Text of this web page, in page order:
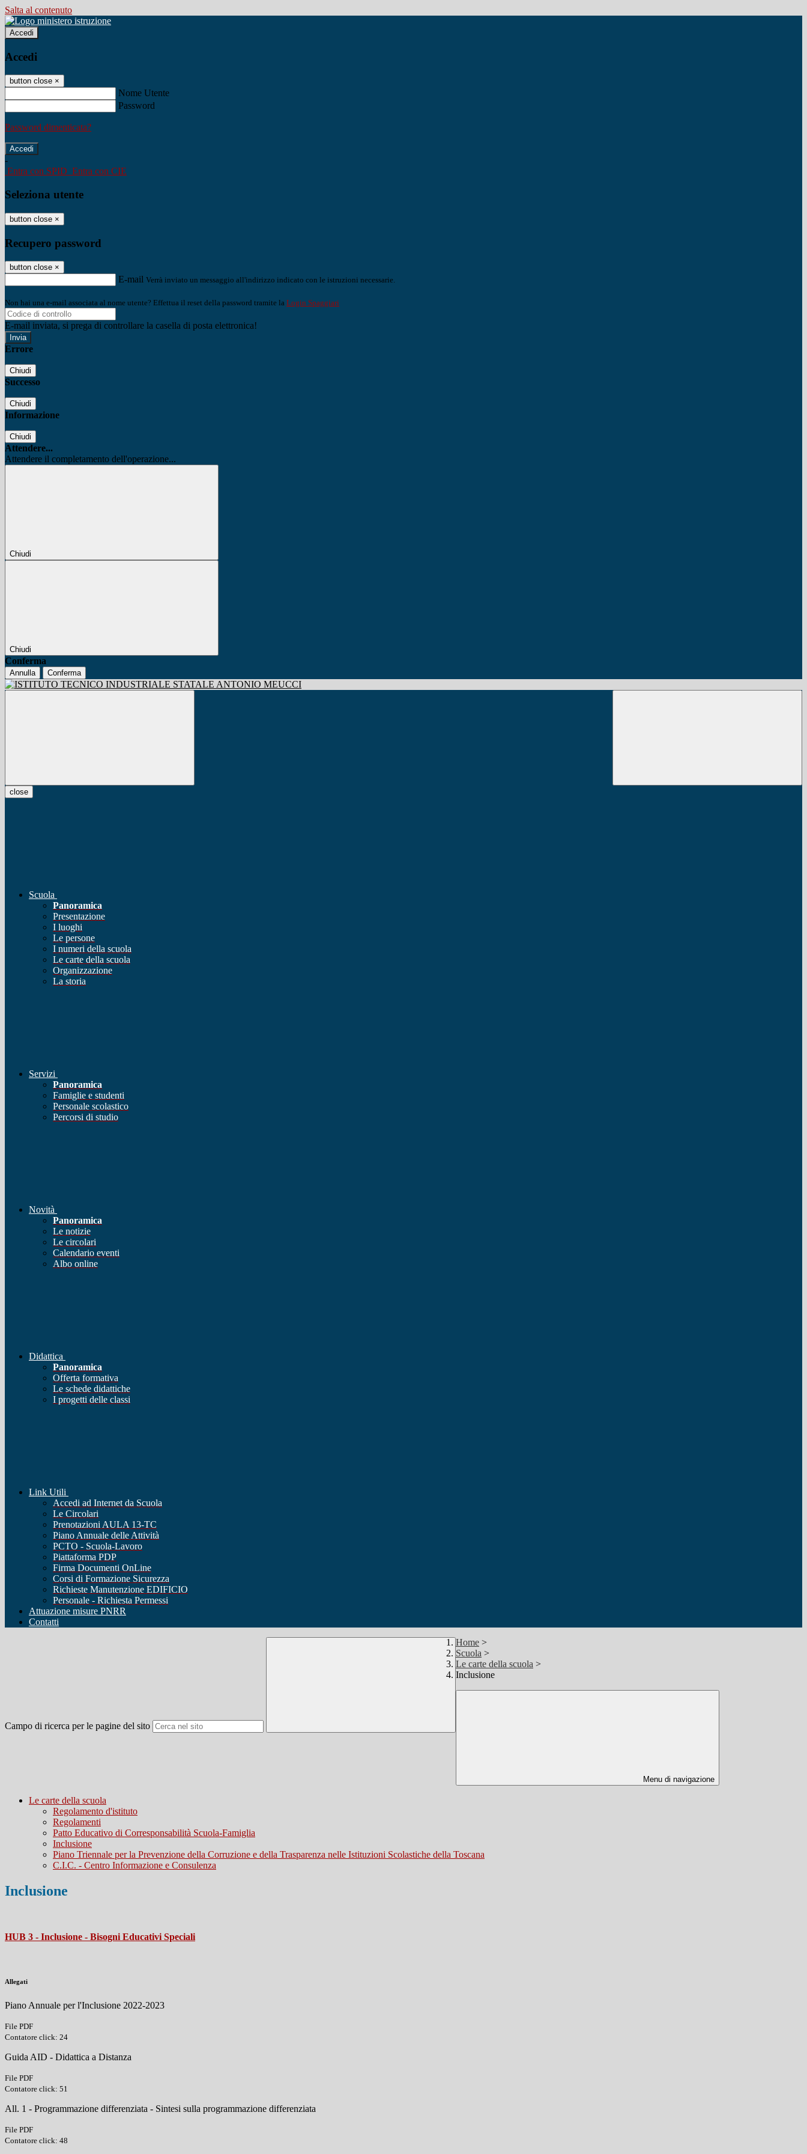
Salta al contenuto
Accedi
Accedi
button close ×
Nome Utente
Password
Password dimenticata?
-
Entra con SPID Entra con CIE
Seleziona utente
button close ×
Recupero password
button close ×
E-mail Verrà inviato un messaggio all'indirizzo indicato con le istruzioni necessarie.
Non hai una e-mail associata al nome utente? Effettua il reset della password tramite la Login Spaggiari
E-mail inviata, si prega di controllare la casella di posta elettronica!
Errore
Chiudi
Successo
Chiudi
Informazione
Chiudi
Attendere...
Attendere il completamento dell'operazione...
Chiudi
Chiudi
Conferma
Annulla Conferma
close
Scuola
Panoramica
Presentazione
I luoghi
Le persone
I numeri della scuola
Le carte della scuola
Organizzazione
La storia
Servizi
Panoramica
Famiglie e studenti
Personale scolastico
Percorsi di studio
Novità
Panoramica
Le notizie
Le circolari
Calendario eventi
Albo online
Didattica
Panoramica
Offerta formativa
Le schede didattiche
I progetti delle classi
Link Utili
Accedi ad Internet da Scuola
Le Circolari
Prenotazioni AULA 13-TC
Piano Annuale delle Attività
PCTO - Scuola-Lavoro
Piattaforma PDP
Firma Documenti OnLine
Corsi di Formazione Sicurezza
Richieste Manutenzione EDIFICIO
Personale - Richiesta Permessi
Attuazione misure PNRR
Contatti
Campo di ricerca per le pagine del sito
Home >
Scuola >
Le carte della scuola >
Inclusione
Menu di navigazione
Le carte della scuola
Regolamento d'istituto
Regolamenti
Patto Educativo di Corresponsabilità Scuola-Famiglia
Inclusione
Piano Triennale per la Prevenzione della Corruzione e della Trasparenza nelle Istituzioni Scolastiche della Toscana
C.I.C. - Centro Informazione e Consulenza
Inclusione
HUB 3 - Inclusione - Bisogni Educativi Speciali
Allegati
Piano Annuale per l'Inclusione 2022-2023
File PDF
Contatore click: 24
Guida AID - Didattica a Distanza
File PDF
Contatore click: 51
All. 1 - Programmazione differenziata - Sintesi sulla programmazione differenziata
File PDF
Contatore click: 48